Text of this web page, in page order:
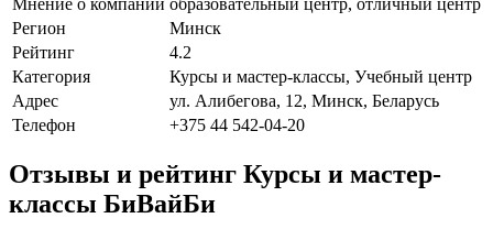
Регион
Минск
Рейтинг
4.2
Категория
Курсы и мастер-классы, Учебный центр
Адрес
ул. Алибегова, 12, Минск, Беларусь
Телефон
+375 44 542-04-20
Отзывы и рейтинг Курсы и мастер-
классы БиВайБи